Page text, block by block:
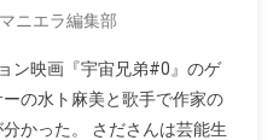
ニエラ編集部
ン映画『宇宙兄弟#0』のゲ
の水ト麻美と歌手で作家の
かった。 さださんは芸能生